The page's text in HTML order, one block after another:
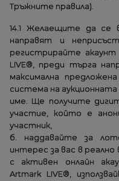
Тръжните правила).
14.1 Желаещите да се
направят и
регистрирайте
LIVE®, преди търга
максимална
система на
име. Ще получите
участие, който е
участник,
б. наддавайте за
интерес за вас в
с активен онлайн
Artmark LIVE®,